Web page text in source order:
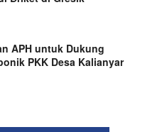
APH untuk Dukung
PKK Desa Kalianyar